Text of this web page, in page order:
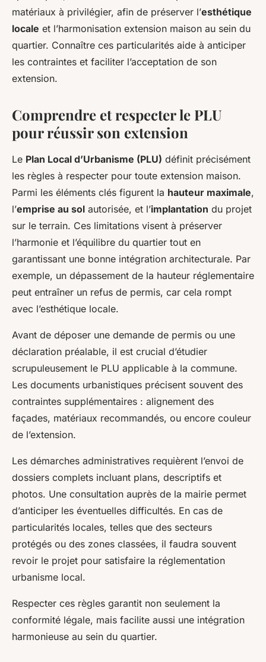
matériaux à privilégier, afin de préserver l’esthétique
locale et l’harmonisation extension maison au sein du
quartier. Connaître ces particularités aide à anticiper
les contraintes et faciliter l’acceptation de son
extension.
Comprendre et respecter le PLU
pour réussir son extension
Le Plan Local d’Urbanisme (PLU) définit précisément
les règles à respecter pour toute extension maison.
Parmi les éléments clés figurent la hauteur maximale,
l’emprise au sol autorisée, et l’implantation du projet
sur le terrain. Ces limitations visent à préserver
l’harmonie et l’équilibre du quartier tout en
garantissant une bonne intégration architecturale. Par
exemple, un dépassement de la hauteur réglementaire
peut entraîner un refus de permis, car cela rompt
avec l’esthétique locale.
Avant de déposer une demande de permis ou une
déclaration préalable, il est crucial d’étudier
scrupuleusement le PLU applicable à la commune.
Les documents urbanistiques précisent souvent des
contraintes supplémentaires : alignement des
façades, matériaux recommandés, ou encore couleur
de l’extension.
Les démarches administratives requièrent l’envoi de
dossiers complets incluant plans, descriptifs et
photos. Une consultation auprès de la mairie permet
d’anticiper les éventuelles difficultés. En cas de
particularités locales, telles que des secteurs
protégés ou des zones classées, il faudra souvent
revoir le projet pour satisfaire la réglementation
urbanisme local.
Respecter ces règles garantit non seulement la
conformité légale, mais facilite aussi une intégration
harmonieuse au sein du quartier.